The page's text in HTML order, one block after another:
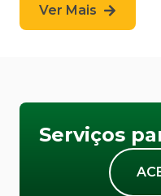
Ver Mais
Serviços